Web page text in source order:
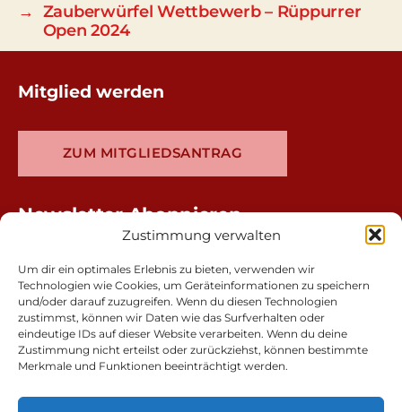
Zustimmung verwalten
Um dir ein optimales Erlebnis zu bieten, verwenden wir
Technologien wie Cookies, um Geräteinformationen zu speichern
und/oder darauf zuzugreifen. Wenn du diesen Technologien
zustimmst, können wir Daten wie das Surfverhalten oder
eindeutige IDs auf dieser Website verarbeiten. Wenn du deine
Zustimmung nicht erteilst oder zurückziehst, können bestimmte
Merkmale und Funktionen beeinträchtigt werden.
→ Zauberwürfel Wettbewerb – Rüppurrer
Open 2024
Mitglied werden
ZUM MITGLIEDSANTRAG
Newsletter Abonnieren